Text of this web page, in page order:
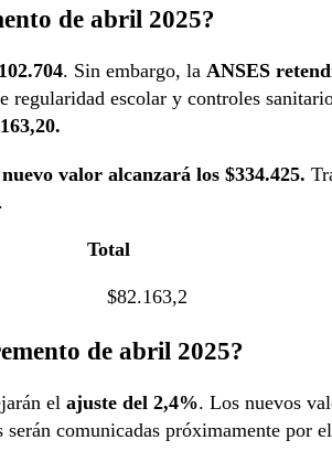
de abril 2025?
. Sin embargo, la ANSES
regularidad escolar y controles
valor alcanzará los $334.425.
Total
de abril 2025?
el ajuste del 2,4%. Los nuevos
comunicadas próximamente por